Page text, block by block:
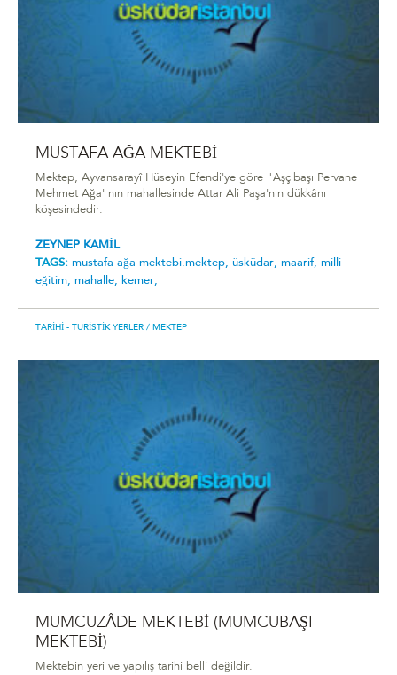
MUSTAFA AĞA MEKTEBİ
Mektep, Ayvansarayî Hüseyin Efendi'ye göre "Aşçıbaşı Pervane
Mehmet Ağa' nın mahallesinde Attar Ali Paşa'nın dükkânı
köşesindedir.
ZEYNEP KAMİL
TAGS: mustafa ağa mektebi̇.mektep, üsküdar, maarif, milli
eğitim, mahalle, kemer,
TARIHI - TURISTIK YERLER / MEKTEP
MUMCUZÂDE MEKTEBİ (MUMCUBAŞI
MEKTEBİ)
Mektebin yeri ve yapılış tarihi belli değildir.